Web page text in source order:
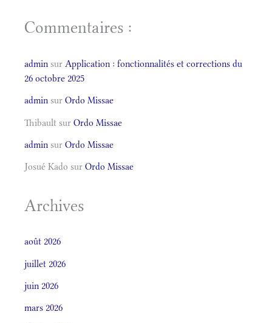
Commentaires :
admin sur Application : fonctionnalités et corrections du
26 octobre 2025
admin sur Ordo Missae
Thibault sur Ordo Missae
admin sur Ordo Missae
Josué Kado sur Ordo Missae
Archives
août 2026
juillet 2026
juin 2026
mars 2026